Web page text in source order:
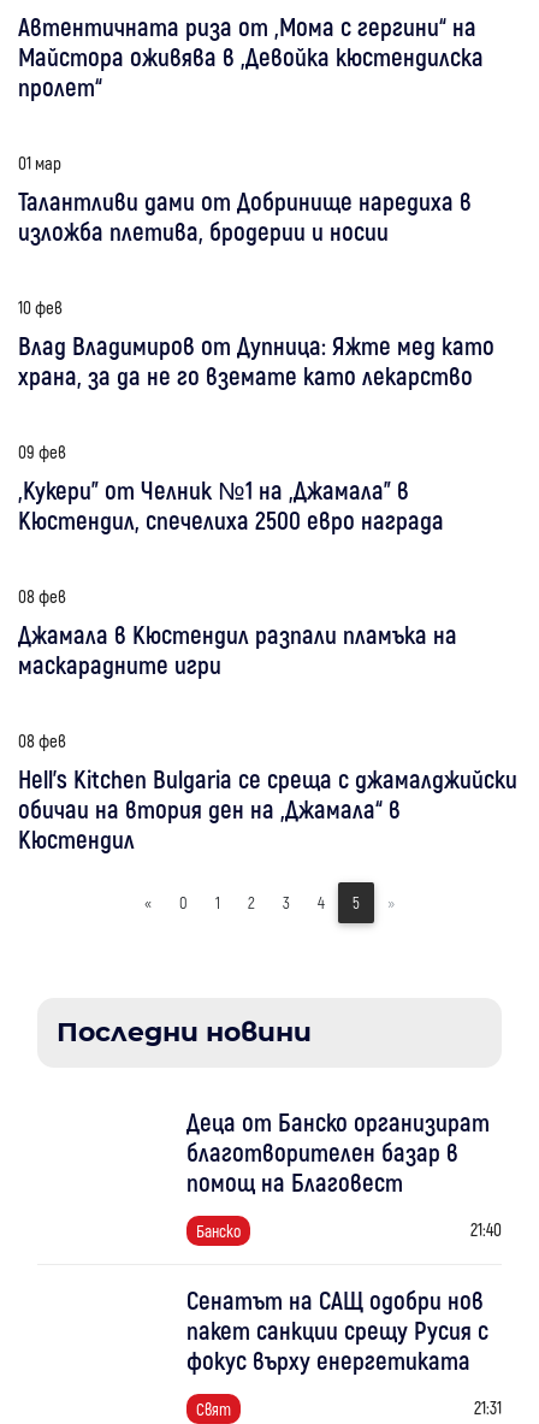
Автентичната риза от „Мома с гергини“ на
Майстора оживява в „Девойка кюстендилска
пролет“
01 мар
Талантливи дами от Добринище наредиха в
изложба плетива, бродерии и носии
10 фев
Влад Владимиров от Дупница: Яжте мед като
храна, за да не го вземате като лекарство
09 фев
„Кукери” от Челник №1 на „Джамала” в
Кюстендил, спечелиха 2500 евро награда
08 фев
Джамала в Кюстендил разпали пламъка на
маскарадните игри
08 фев
​Hell's Kitchen Bulgaria се среща с джамалджийски
обичаи на втория ден на „Джамала“ в
Кюстендил
« 0 1 2 3 4 5 »
Последни новини
Деца от Банско организират
благотворителен базар в
помощ на Благовест
Банско 21:40
Сенатът на САЩ одобри нов
пакет санкции срещу Русия с
фокус върху енергетиката
Свят 21:31